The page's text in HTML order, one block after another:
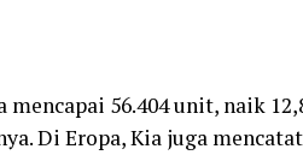
mencapai 56.404 unit, naik
Di Eropa, Kia juga